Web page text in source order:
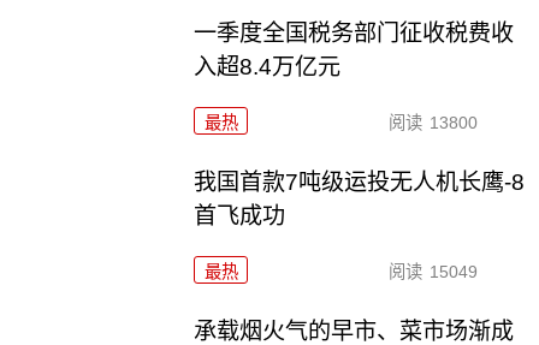
一季度全国税务部门征收税费收
入超8.4万亿元
最热 阅读 13800
我国首款7吨级运投无人机长鹰-8
首飞成功
最热 阅读 15049
承载烟火气的早市、菜市场渐成